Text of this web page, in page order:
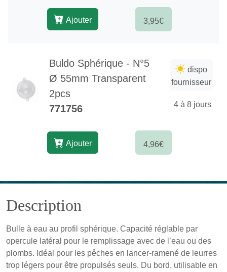
3,95€
Ajouter
Buldo Sphérique - N°5
Ø 55mm Transparent
2pcs
771756
dispo
fournisseur
4 à 8 jours
4,96€
Ajouter
Description
Bulle à eau au profil sphérique. Capacité réglable par
opercule latéral pour le remplissage avec de l’eau ou des
plombs. Idéal pour les pêches en lancer-ramené de leurres
trop légers pour être propulsés seuls. Du bord, utilisable en